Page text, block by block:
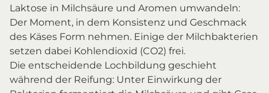
Laktose in Milchsäure und Aromen umwandeln:
Der Moment, in dem Konsistenz und Geschmack
des Käses Form nehmen. Einige der Milchbakterien
setzen dabei Kohlendioxid (CO2) frei.
Die entscheidende Lochbildung geschieht
während der Reifung: Unter Einwirkung der